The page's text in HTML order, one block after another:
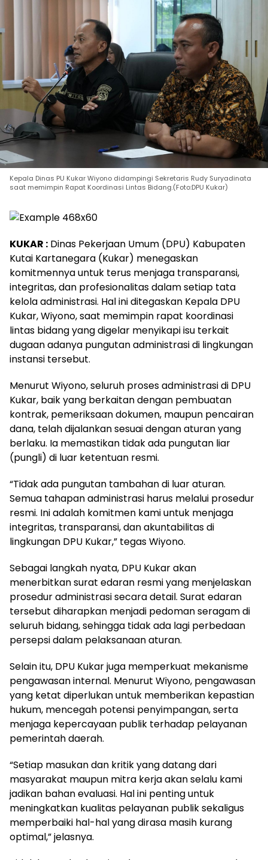
Kepala Dinas PU Kukar Wiyono didampingi Sekretaris Rudy Suryadinata
saat memimpin Rapat Koordinasi Lintas Bidang.(Foto:DPU Kukar)
KUKAR : Dinas Pekerjaan Umum (DPU) Kabupaten
Kutai Kartanegara (Kukar) menegaskan
komitmennya untuk terus menjaga transparansi,
integritas, dan profesionalitas dalam setiap tata
kelola administrasi. Hal ini ditegaskan Kepala DPU
Kukar, Wiyono, saat memimpin rapat koordinasi
lintas bidang yang digelar menyikapi isu terkait
dugaan adanya pungutan administrasi di lingkungan
instansi tersebut.
Menurut Wiyono, seluruh proses administrasi di DPU
Kukar, baik yang berkaitan dengan pembuatan
kontrak, pemeriksaan dokumen, maupun pencairan
dana, telah dijalankan sesuai dengan aturan yang
berlaku. Ia memastikan tidak ada pungutan liar
(pungli) di luar ketentuan resmi.
“Tidak ada pungutan tambahan di luar aturan.
Semua tahapan administrasi harus melalui prosedur
resmi. Ini adalah komitmen kami untuk menjaga
integritas, transparansi, dan akuntabilitas di
lingkungan DPU Kukar,” tegas Wiyono.
Sebagai langkah nyata, DPU Kukar akan
menerbitkan surat edaran resmi yang menjelaskan
prosedur administrasi secara detail. Surat edaran
tersebut diharapkan menjadi pedoman seragam di
seluruh bidang, sehingga tidak ada lagi perbedaan
persepsi dalam pelaksanaan aturan.
Selain itu, DPU Kukar juga memperkuat mekanisme
pengawasan internal. Menurut Wiyono, pengawasan
yang ketat diperlukan untuk memberikan kepastian
hukum, mencegah potensi penyimpangan, serta
menjaga kepercayaan publik terhadap pelayanan
pemerintah daerah.
“Setiap masukan dan kritik yang datang dari
masyarakat maupun mitra kerja akan selalu kami
jadikan bahan evaluasi. Hal ini penting untuk
meningkatkan kualitas pelayanan publik sekaligus
memperbaiki hal-hal yang dirasa masih kurang
optimal,” jelasnya.